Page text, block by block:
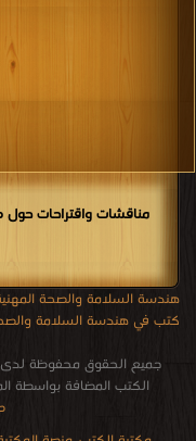
مناقشات واقتراحات
هندسة السلامة والصحة
كتب في هندسة السلامة
جميع الحقوق محفوظة لدى
الكتب المضافة بواسطة